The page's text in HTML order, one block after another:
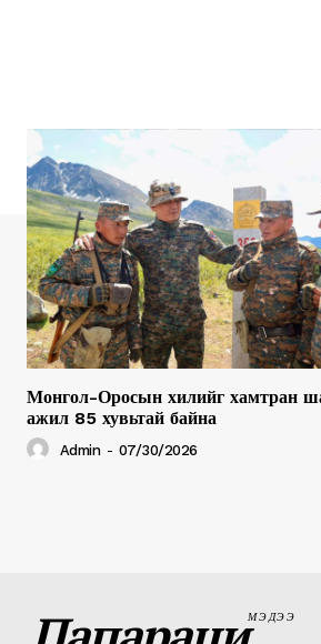
Монгол-Оросын хилийг хамтран
ажил 85 хувьтай байна
Admin - 07/30/2026
МЭДЭЭ